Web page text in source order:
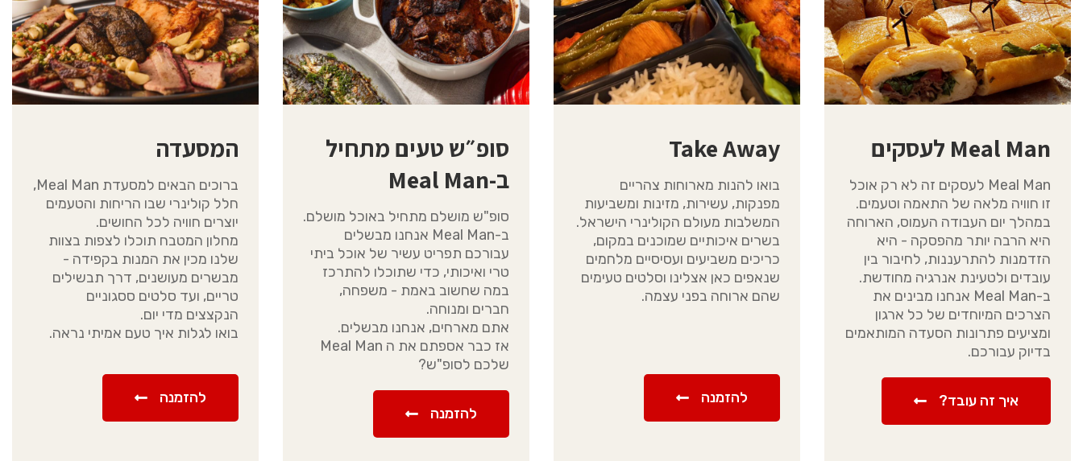
Meal Man לעסקים
Meal Man לעסקים זה לא רק אוכל
זו חוויה מלאה של התאמה וטעמים.
במהלך יום העבודה העמוס, הארוחה
היא הרבה יותר מהפסקה - היא
הזדמנות להתרעננות, לחיבור בין
עובדים ולטעינת אנרגיה מחודשת.
ב-Meal Man אנחנו מבינים את
הצרכים המיוחדים של כל ארגון
ומציעים פתרונות הסעדה המותאמים
בדיוק עבורכם.
איך זה עובד?
Take Away
בואו להנות מארוחות צהריים
מפנקות, עשירות, מזינות ומשביעות
המשלבות מעולם הקולינרי הישראל.
בשרים איכותיים שמוכנים במקום,
כריכים משביעים ועסיסיים מלחמים
שנאפים כאן אצלינו וסלטים טעימים
שהם ארוחה בפני עצמה.
להזמנה
סופ״ש טעים מתחיל
ב-Meal Man
סופ"ש מושלם מתחיל באוכל מושלם.
ב-Meal Man אנחנו מבשלים
עבורכם תפריט עשיר של אוכל ביתי
טרי ואיכותי, כדי שתוכלו להתרכז
במה שחשוב באמת - משפחה,
חברים ומנוחה.
אתם מארחים, אנחנו מבשלים.
אז כבר אספתם את ה Meal Man
שלכם לסופ"ש?
להזמנה
המסעדה
ברוכים הבאים למסעדת Meal Man,
חלל קולינרי שבו הריחות והטעמים
יוצרים חוויה לכל החושים.
מחלון המטבח תוכלו לצפות בצוות
שלנו מכין את המנות בקפידה -
מבשרים מעושנים, דרך תבשילים
טריים, ועד סלטים ססגוניים
הנקצצים מדי יום.
בואו לגלות איך טעם אמיתי נראה.
להזמנה